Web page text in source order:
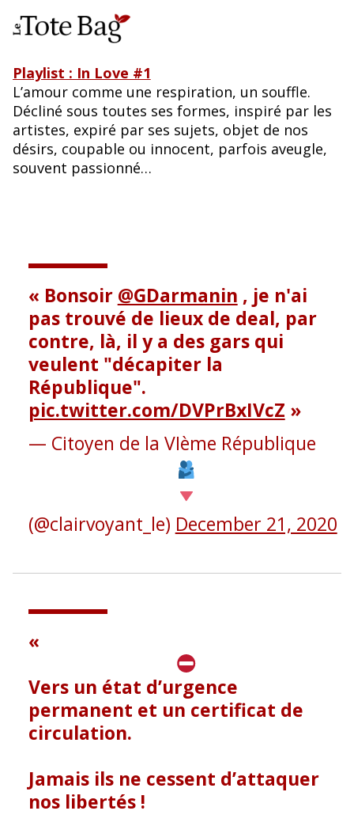
Playlist : In Love #1
L’amour comme une respiration, un souffle.
Décliné sous toutes ses formes, inspiré par les
artistes, expiré par ses sujets, objet de nos
désirs, coupable ou innocent, parfois aveugle,
souvent passionné…
Bonsoir @GDarmanin , je n'ai
pas trouvé de lieux de deal, par
contre, là, il y a des gars qui
veulent "décapiter la
République".
pic.twitter.com/DVPrBxIVcZ
— Citoyen de la VIème République
(@clairvoyant_le) December 21, 2020
Vers un état d’urgence
permanent et un certificat de
circulation.
Jamais ils ne cessent d’attaquer
nos libertés !